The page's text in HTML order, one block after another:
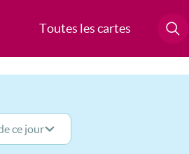
Toutes les cartes